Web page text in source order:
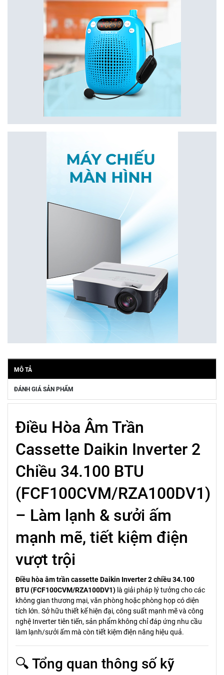
MÔ TẢ
ĐÁNH GIÁ SẢN PHẨM
Điều Hòa Âm Trần
Cassette Daikin Inverter 2
Chiều 34.100 BTU
(FCF100CVM/RZA100DV1)
– Làm lạnh & sưởi ấm
mạnh mẽ, tiết kiệm điện
vượt trội
Điều hòa âm trần cassette Daikin Inverter 2 chiều 34.100
BTU (FCF100CVM/RZA100DV1) là giải pháp lý tưởng cho các
không gian thương mại, văn phòng hoặc phòng họp có diện
tích lớn. Sở hữu thiết kế hiện đại, công suất mạnh mẽ và công
nghệ Inverter tiên tiến, sản phẩm không chỉ đáp ứng nhu cầu
làm lạnh/sưởi ấm mà còn tiết kiệm điện năng hiệu quả.
🔍 Tổng quan thông số kỹ